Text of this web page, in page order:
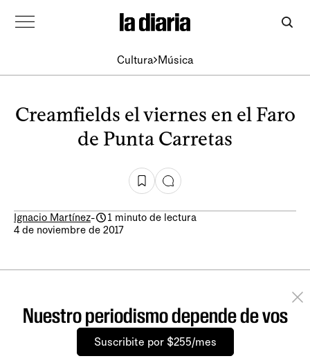
Cultura Música
Creamfields el viernes en el Faro
de Punta Carretas
Ignacio Martínez-
1 minuto de lectura
4 de noviembre de 2017
Nuestro periodismo depende de vos
Suscribite por $255/mes